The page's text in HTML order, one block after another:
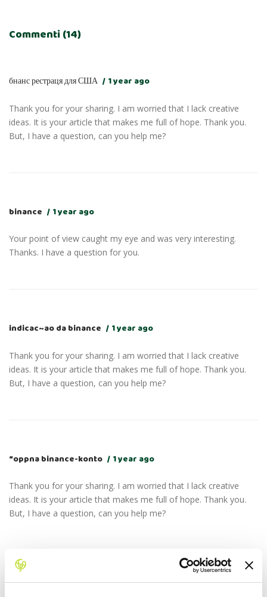
Commenti (14)
бнанс рестраця для США 1 year ago
Thank you for your sharing. I am worried that I lack creative
ideas. It is your article that makes me full of hope. Thank you.
But, I have a question, can you help me?
binance 1 year ago
Your point of view caught my eye and was very interesting.
Thanks. I have a question for you.
indicac~ao da binance 1 year ago
Thank you for your sharing. I am worried that I lack creative
ideas. It is your article that makes me full of hope. Thank you.
But, I have a question, can you help me?
“oppna binance-konto 1 year ago
Thank you for your sharing. I am worried that I lack creative
ideas. It is your article that makes me full of hope. Thank you.
But, I have a question, can you help me?